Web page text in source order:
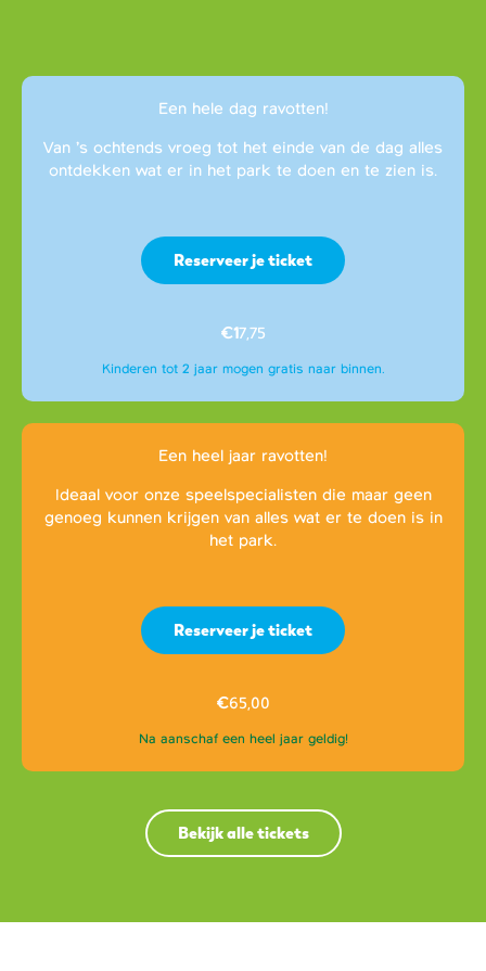
Een hele dag ravotten!
Van ’s ochtends vroeg tot het einde van de dag alles
ontdekken wat er in het park te doen en te zien is.
Reserveer je ticket
€17,75
Kinderen tot 2 jaar mogen gratis naar binnen.
Een heel jaar ravotten!
Ideaal voor onze speelspecialisten die maar geen
genoeg kunnen krijgen van alles wat er te doen is in
het park.
Reserveer je ticket
€65,00
Na aanschaf een heel jaar geldig!
Bekijk alle tickets